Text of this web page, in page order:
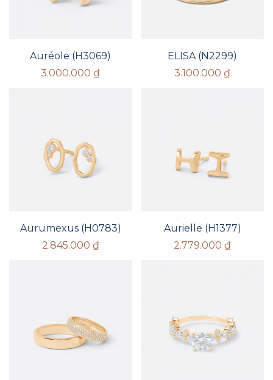
Auréole (H3069)
3.000.000₫
ELISA (N2299)
3.100.000₫
Aurumexus (H0783)
2.845.000 ₫
Aurielle (H1377)
2.779.000₫